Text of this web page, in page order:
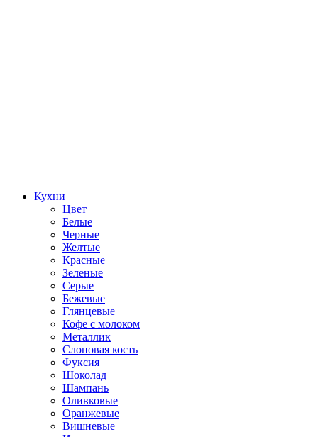
Кухни
Цвет
Белые
Черные
Желтые
Красные
Зеленые
Серые
Бежевые
Глянцевые
Кофе с молоком
Металлик
Слоновая кость
Фуксия
Шоколад
Шампань
Оливковые
Оранжевые
Вишневые